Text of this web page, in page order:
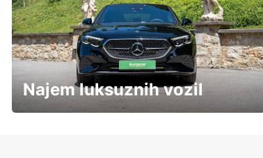
Najem luksuznih vozil